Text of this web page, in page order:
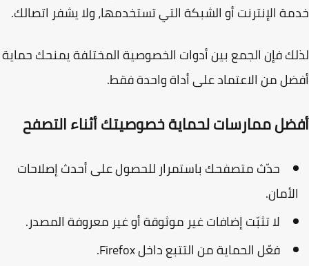
الإنترنت أو الشبكة التي تستخدمها، ولا يشفر اتصالك.
فإن الجمع بين أدوات الخصوصية المختلفة يمنحك حماية
من الاعتماد على أداة واحدة فقط.
ممارسات لحماية خصوصيتك أثناء التصفح
حدّث متصفحك باستمرار للحصول على أحدث إصلاحات
لا تثبّت إضافات غير موثوقة أو غير معروفة المصدر.
فعّل الحماية من التتبع داخل Firefox.